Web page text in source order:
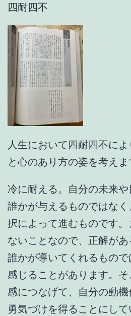
四耐四不
人生において四耐四不に
と心のあり方の姿を考えま
冷に耐える。自分の未来や
誰かが与えるものではな
択によって進むものです
ないことなので、正解があ
誰かが導いてくれるもの
感じることがあります。
感につなげて、自分の動機
勇気づけを得ることにして